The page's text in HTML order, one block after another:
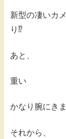
新型の凄いカ
り⁉️
あと、
重い
かなり腕にきま
それから、